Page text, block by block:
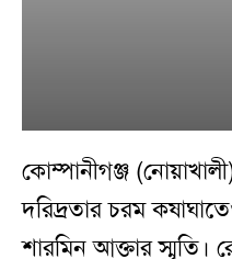
কোম্পানীগঞ্জ
দরিদ্রতার চরম
শারমিন আক্তার স্মৃতি।